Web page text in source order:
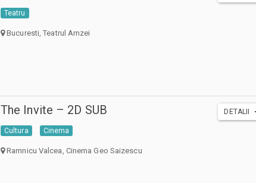
Teatru
Bucuresti, Teatrul Amzei
The Invite – 2D SUB
Cultura Cinema
Ramnicu Valcea, Cinema Geo Saizescu
DETALII